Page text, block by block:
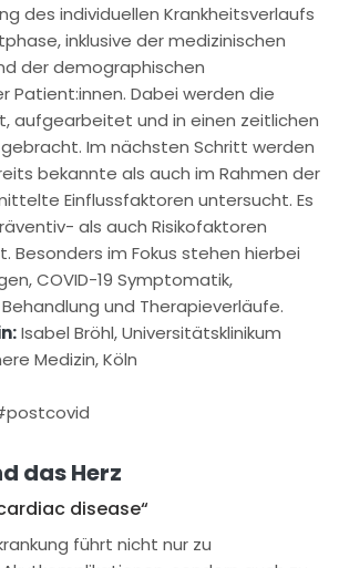
des individuellen Krankheitsverlaufs
inklusive der medizinischen
der demographischen
Patient:innen. Dabei werden die
aufgearbeitet und in einen zeitlichen
Im nächsten Schritt werden
bekannte als auch im Rahmen der
Einflussfaktoren untersucht. Es
als auch Risikofaktoren
Besonders im Fokus stehen hierbei
COVID-19 Symptomatik,
und Therapieverläufe.
Isabel Bröhl, Universitätsklinikum
Medizin, Köln
das Herz
disease“
führt nicht nur zu